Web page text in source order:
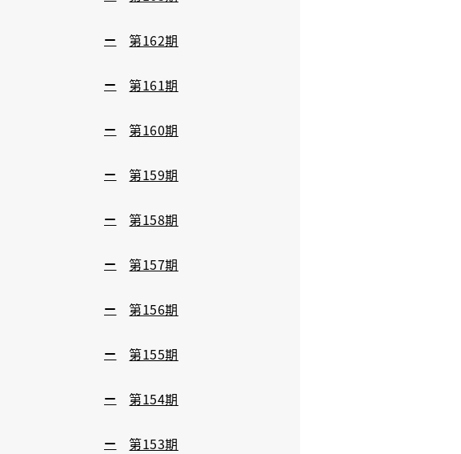
第162期
第161期
第160期
第159期
第158期
第157期
第156期
第155期
第154期
第153期